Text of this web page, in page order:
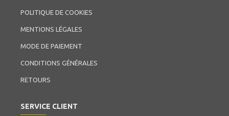
POLITIQUE DE COOKIES
MENTIONS LÉGALES
MODE DE PAIEMENT
CONDITIONS GÉNÉRALES
RETOURS
SERVICE CLIENT